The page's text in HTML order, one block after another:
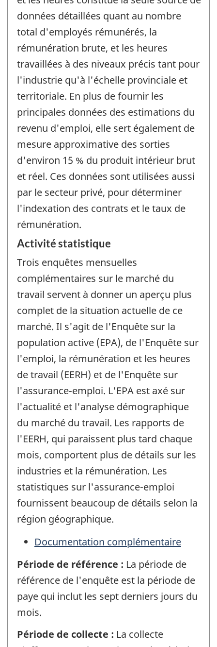
données détaillées quant au nombre
total d'employés rémunérés, la
rémunération brute, et les heures
travaillées à des niveaux précis tant pour
l'industrie qu'à l'échelle provinciale et
territoriale. En plus de fournir les
principales données des estimations du
revenu d'emploi, elle sert également de
mesure approximative des sorties
d'environ 15 % du produit intérieur brut
et réel. Ces données sont utilisées aussi
par le secteur privé, pour déterminer
l'indexation des contrats et le taux de
rémunération.
Activité statistique
Trois enquêtes mensuelles
complémentaires sur le marché du
travail servent à donner un aperçu plus
complet de la situation actuelle de ce
marché. Il s'agit de l'Enquête sur la
population active (EPA), de l'Enquête sur
l'emploi, la rémunération et les heures
de travail (EERH) et de l'Enquête sur
l'assurance-emploi. L'EPA est axé sur
l'actualité et l'analyse démographique
du marché du travail. Les rapports de
l'EERH, qui paraissent plus tard chaque
mois, comportent plus de détails sur les
industries et la rémunération. Les
statistiques sur l'assurance-emploi
fournissent beaucoup de détails selon la
région géographique.
Documentation complémentaire
Période de référence : La période de
référence de l'enquête est la période de
paye qui inclut les sept derniers jours du
mois.
Période de collecte : La collecte